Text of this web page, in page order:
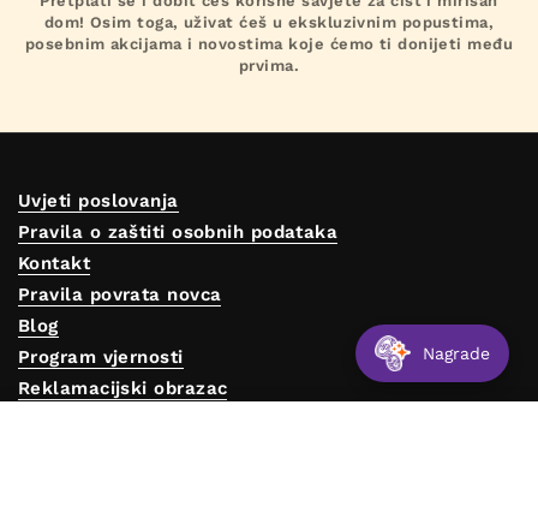
dom! Osim toga, uživat ćeš u ekskluzivnim popustima,
posebnim akcijama i novostima koje ćemo ti donijeti među
prvima.
Uvjeti poslovanja
Pravila o zaštiti osobnih podataka
Kontakt
Pravila povrata novca
Blog
Program vjernosti
Reklamacijski obrazac
Nagrade